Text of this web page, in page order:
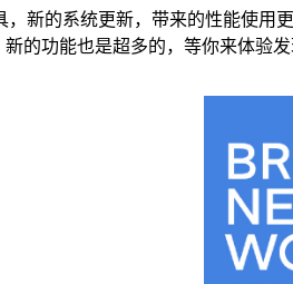
，新的系统更新，带来的性能使
的功能也是超多的，等你来体验发